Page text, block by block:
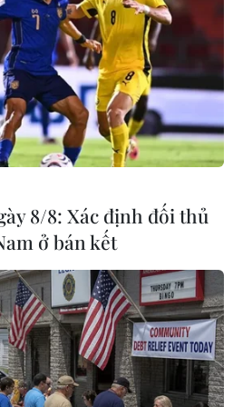
là một vấn đề an ninh quốc
Antony Blinken ngày 19/4
trong cuộc chiến chống
8/8: Xác định đối thủ
ở bán kết